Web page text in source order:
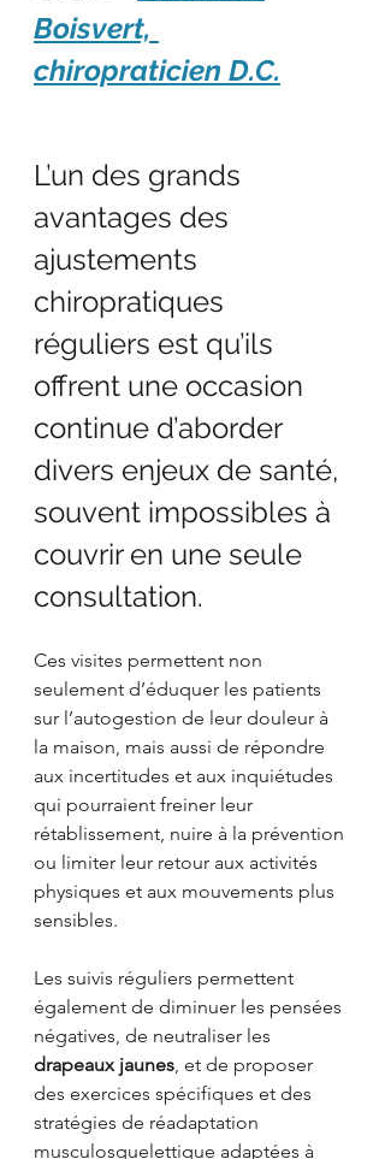
Boisvert,
chiropraticien D.C.
L’un des grands
avantages des
ajustements
chiropratiques
réguliers est qu’ils
offrent une occasion
continue d’aborder
divers enjeux de santé,
souvent impossibles à
couvrir en une seule
consultation.
Ces visites permettent non
seulement d’éduquer les patients
sur l’autogestion de leur douleur à
la maison, mais aussi de répondre
aux incertitudes et aux inquiétudes
qui pourraient freiner leur
rétablissement, nuire à la prévention
ou limiter leur retour aux activités
physiques et aux mouvements plus
sensibles.
Les suivis réguliers permettent
également de diminuer les pensées
négatives, de neutraliser les
drapeaux jaunes, et de proposer
des exercices spécifiques et des
stratégies de réadaptation
musculosquelettique adaptées à